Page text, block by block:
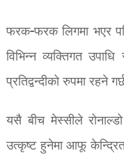
फरक-फरक लिगमा भएर
विभिन्न व्यक्तिगत
प्रतिद्वन्दीको रुपमा रहने
यसै बीच मेस्सीले
उत्कृष्ट हुनेमा आफू